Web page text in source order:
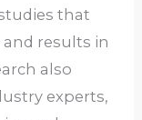
that
results in
also
experts,